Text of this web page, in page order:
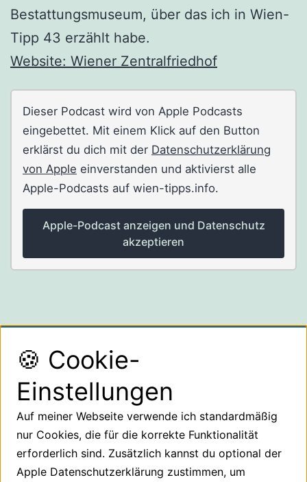
Bestattungsmuseum, über das ich in Wien-
Tipp 43 erzählt habe.
Website: Wiener Zentralfriedhof
Dieser Podcast wird von Apple Podcasts
eingebettet. Mit einem Klick auf den Button
erklärst du dich mit der Datenschutzerklärung
von Apple einverstanden und aktivierst alle
Apple-Podcasts auf wien-tipps.info.
Apple-Podcast anzeigen und Datenschutz
akzeptieren
Suchen
Suchen
🍪 Cookie-
Einstellungen
Auf meiner Webseite verwende ich standardmäßig
nur Cookies, die für die korrekte Funktionalität
erforderlich sind. Zusätzlich kannst du optional der
Apple Datenschutzerklärung zustimmen, um